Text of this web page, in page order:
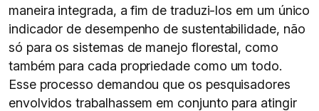
maneira integrada, a fim de traduzi-los em um único
indicador de desempenho de sustentabilidade, não
só para os sistemas de manejo florestal, como
também para cada propriedade como um todo.
Esse processo demandou que os pesquisadores
envolvidos trabalhassem em conjunto para atingir